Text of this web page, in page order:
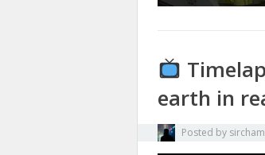
earth in
Posted by